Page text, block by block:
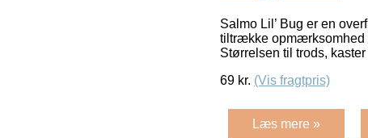
Salmo Lil’ Bug er en
tiltrække opmærksomhed
Størrelsen til trods,
69 kr. (Vis fragtpris)
Læs mere »